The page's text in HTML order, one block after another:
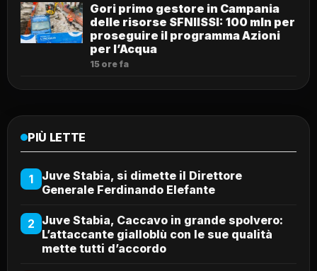
Gori primo gestore in Campania
delle risorse SFNIISSI: 100 mln per
proseguire il programma Azioni
per l’Acqua
15 ore fa
PIÙ LETTE
1
Juve Stabia, si dimette il Direttore
Generale Ferdinando Elefante
2 Juve Stabia, Caccavo in grande spolvero:
L’attaccante gialloblù con le sue qualità
mette tutti d’accordo